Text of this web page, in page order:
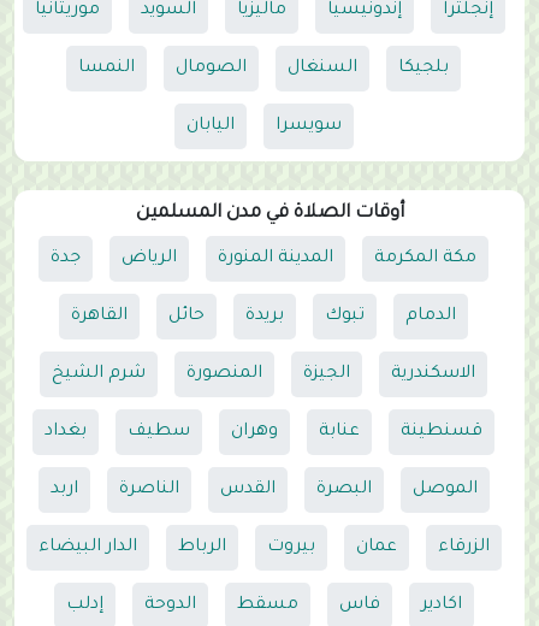
إنجلترا إندونيسيا ماليزيا السويد موريتانيا
بلجيكا السنغال الصومال النمسا
سويسرا اليابان
أوقات الصلاة في مدن المسلمين
مكة المكرمة المدينة المنورة الرياض جدة
الدمام تبوك بريدة حائل القاهرة
الاسكندرية الجيزة المنصورة شرم الشيخ
قسنطينة عنابة وهران سطيف بغداد
الموصل البصرة القدس الناصرة اربد
الزرقاء عمان بيروت الرباط الدار البيضاء
اكادير فاس مسقط الدوحة إدلب